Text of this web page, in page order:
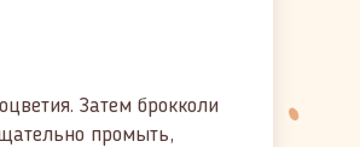
Затем брокколи
промыть,